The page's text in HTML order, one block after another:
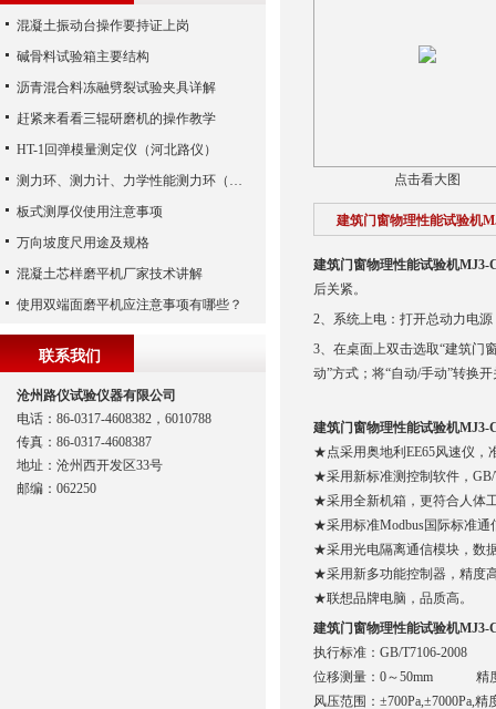
点击看大图
建筑门窗物理性能试验机
建筑门窗物理性能试验机MJ3-
后关紧。
2、系统上电：打开总动力电
3、在桌面上双击选取“建筑门
动”方式；将“自动/手动”转换开
建筑门窗物理性能试验机MJ3-
★点采用奥地利EE65风速仪，
★采用新标准测控制软件，GB/
★采用全新机箱，更符合人体
★采用标准Modbus国际标准通
★采用光电隔离通信模块，数
★采用新多功能控制器，精度
★联想品牌电脑，品质高。
建筑门窗物理性能试验机MJ3-
执行标准：GB/T7106-2008
位移测量：0～50mm 精
风压范围：±700Pa,±7000Pa,精
混凝土振动台操作要持证上岗
碱骨料试验箱主要结构
沥青混合料冻融劈裂试验夹具详解
赶紧来看看三辊研磨机的操作教学
HT-1回弹模量测定仪（河北路仪）
测力环、测力计、力学性能测力环（河北路仪）
板式测厚仪使用注意事项
万向坡度尺用途及规格
混凝土芯样磨平机厂家技术讲解
使用双端面磨平机应注意事项有哪些？
联系我们
沧州路仪试验仪器有限公司
电话：86-0317-4608382，6010788
传真：86-0317-4608387
地址：沧州西开发区33号
邮编：062250